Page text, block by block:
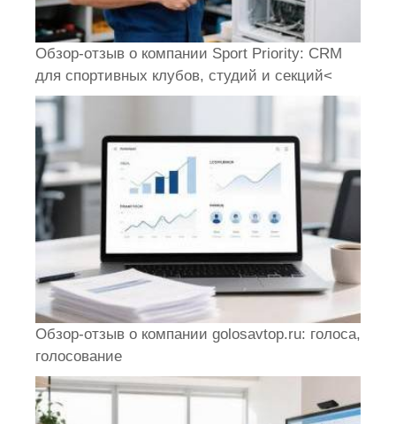
Обзор-отзыв о компании Sport Priority: CRM
для спортивных клубов, студий и секций<
Обзор-отзыв о компании golosavtop.ru: голоса,
голосование